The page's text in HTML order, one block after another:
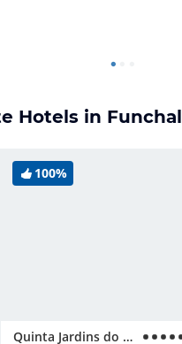
Hotels in Funchal
100%
Quinta Jardins do Lago